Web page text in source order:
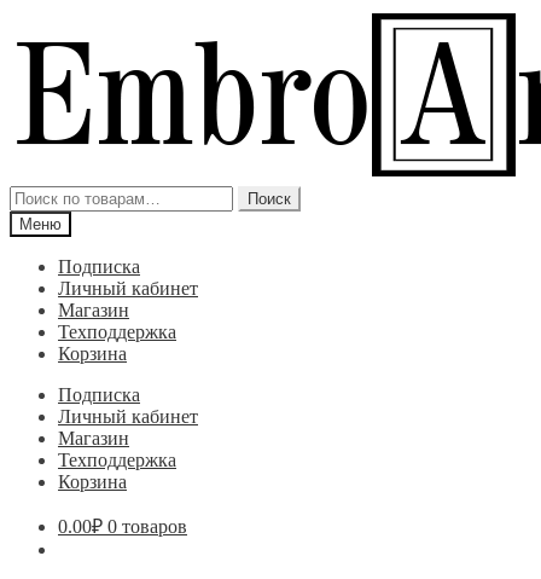
к
навигации
к
содержимому
Искать:
Поиск
Меню
Подписка
Личный кабинет
Магазин
Техподдержка
Корзина
Подписка
Личный кабинет
Магазин
Техподдержка
Корзина
0.00₽ 0 товаров